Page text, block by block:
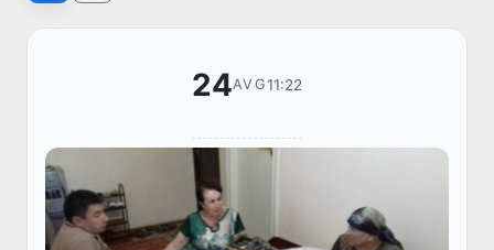
24AVG11:22